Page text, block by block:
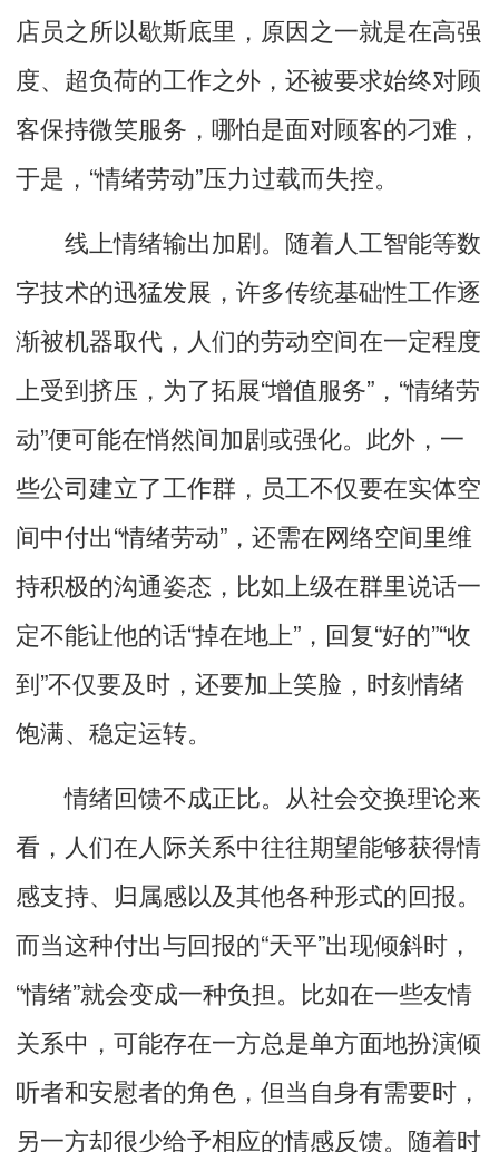
店员之所以歇斯底里，原因之一就是在高强
度、超负荷的工作之外，还被要求始终对顾
客保持微笑服务，哪怕是面对顾客的刁难，
于是，“情绪劳动”压力过载而失控。
线上情绪输出加剧。随着人工智能等数
字技术的迅猛发展，许多传统基础性工作逐
渐被机器取代，人们的劳动空间在一定程度
上受到挤压，为了拓展“增值服务”，“情绪劳
动”便可能在悄然间加剧或强化。此外，一
些公司建立了工作群，员工不仅要在实体空
间中付出“情绪劳动”，还需在网络空间里维
持积极的沟通姿态，比如上级在群里说话一
定不能让他的话“掉在地上”，回复“好的”“收
到”不仅要及时，还要加上笑脸，时刻情绪
饱满、稳定运转。
情绪回馈不成正比。从社会交换理论来
看，人们在人际关系中往往期望能够获得情
感支持、归属感以及其他各种形式的回报。
而当这种付出与回报的“天平”出现倾斜时，
“情绪”就会变成一种负担。比如在一些友情
关系中，可能存在一方总是单方面地扮演倾
听者和安慰者的角色，但当自身有需要时，
另一方却很少给予相应的情感反馈。随着时